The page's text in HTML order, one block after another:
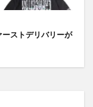
ストデリバリーが